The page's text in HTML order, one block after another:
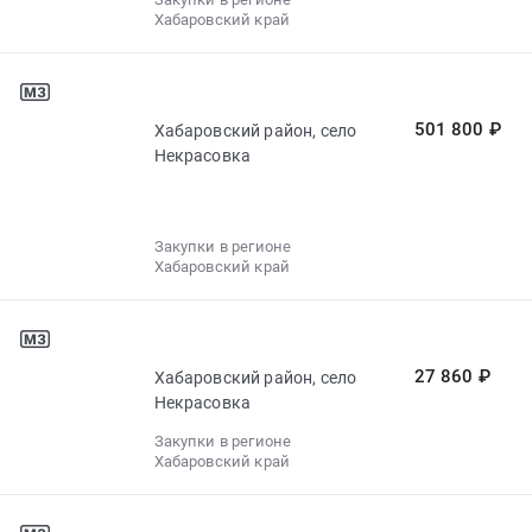
Хабаровский край
Хабаровский район, село
Некрасовка
Закупки в регионе
Хабаровский край
501 800 ₽
Хабаровский район, село
Некрасовка
Закупки в регионе
Хабаровский край
27 860 ₽